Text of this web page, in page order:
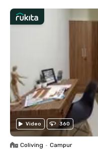
Video 360
Coliving • Campur